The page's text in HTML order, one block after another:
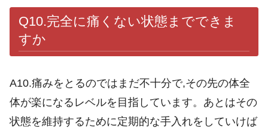
Q10.完全に痛くない状態までできま
すか
A10.痛みをとるのではまだ不十分で,その先の体全
体が楽になるレベルを目指しています。あとはその
状態を維持するために定期的な手入れをしていけば